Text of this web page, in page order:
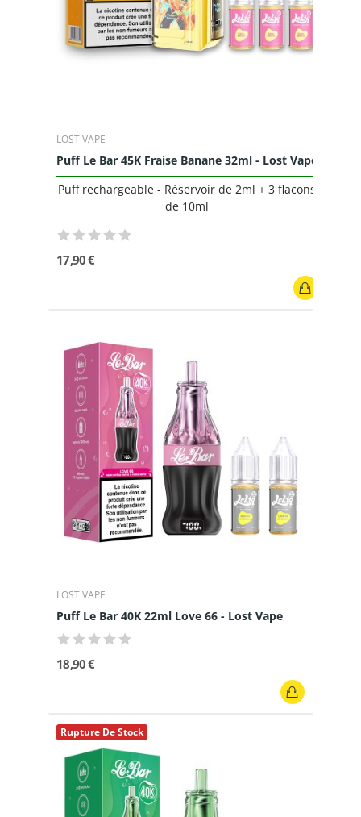
LOST VAPE
Puff Le Bar 45K Fraise Banane 32ml - Lost Vape
Puff rechargeable - Réservoir de 2ml + 3 flacons
de 10ml
17,90 €
LOST VAPE
Puff Le Bar 40K 22ml Love 66 - Lost Vape
18,90 €
Rupture De Stock